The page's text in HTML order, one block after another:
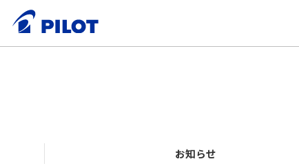
お知らせ